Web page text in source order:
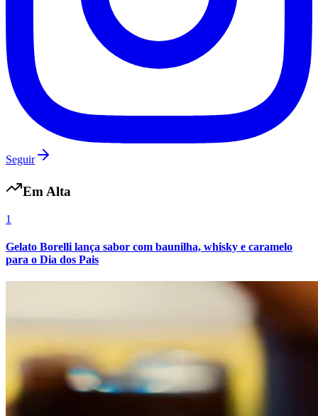
Seguir
Em Alta
1
Gelato Borelli lança sabor com baunilha, whisky e caramelo
para o Dia dos Pais